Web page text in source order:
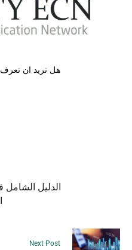
هل تريد ان
الدليل الشامل
Next Post